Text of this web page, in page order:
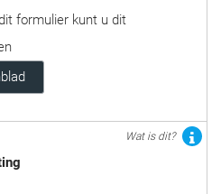
formulier kunt u dit
Wat is dit?